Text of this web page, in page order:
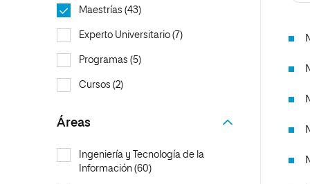
Ciencias Políticas y Relaciones
Internacionales
Ciencias Sociales y del Trabajo
Ciencias Criminológicas y de la
Seguridad
Marketing y Comunicación
Artes
Ciencias Políticas y Relaciones
Diseño
Ciencias Sociales y del Trabajo
Ciencias Criminológicas y de la
Maestrías (43)
Experto Universitario (7)
Programas (5)
Cursos (2)
Áreas
Ingeniería y Tecnología de la
Información (60)